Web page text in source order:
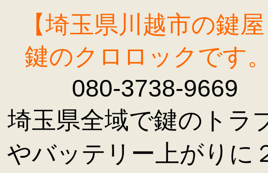
【埼玉県川越市の鍵
鍵のクロロックです
080-3738-9669
埼玉県全域で鍵のトラ
やバッテリー上がりに